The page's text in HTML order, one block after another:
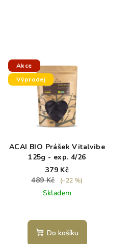
Akce
Výprodej
ACAI BIO Prášek Vitalvibe
125g - exp. 4/26
379 Kč
489 Kč
(–22 %)
Skladem
Do košíku